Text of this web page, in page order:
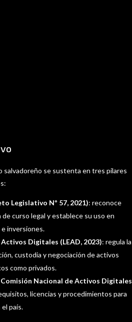
salvadoreño se sustenta en tres pilares
Legislativo Nº 57, 2021): reconoce
curso legal y establece su uso en
inversiones.
Digitales (LEAD, 2023): regula la
custodia y negociación de activos
como privados.
Nacional de Activos Digitales
licencias y procedimientos para
país.